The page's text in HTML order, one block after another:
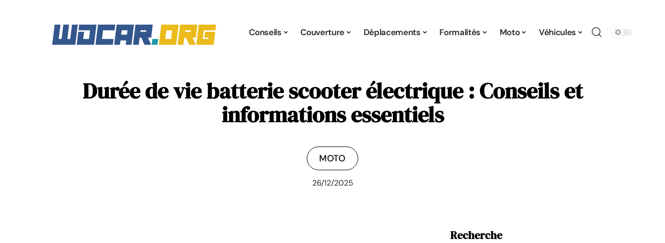
Conseils Couverture Déplacements Formalités Moto Véhicules
Durée de vie batterie scooter électrique : Conseils et
informations essentiels
MOTO
26/12/2025
Recherche